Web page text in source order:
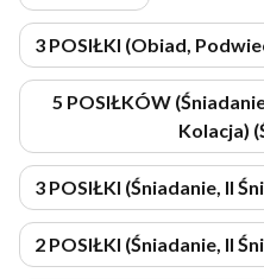
3 POSIŁKI (Obiad,
5 POSIŁKÓW
Kolacja)
3 POSIŁKI (Śniadanie, II
2 POSIŁKI (Śniadanie, II